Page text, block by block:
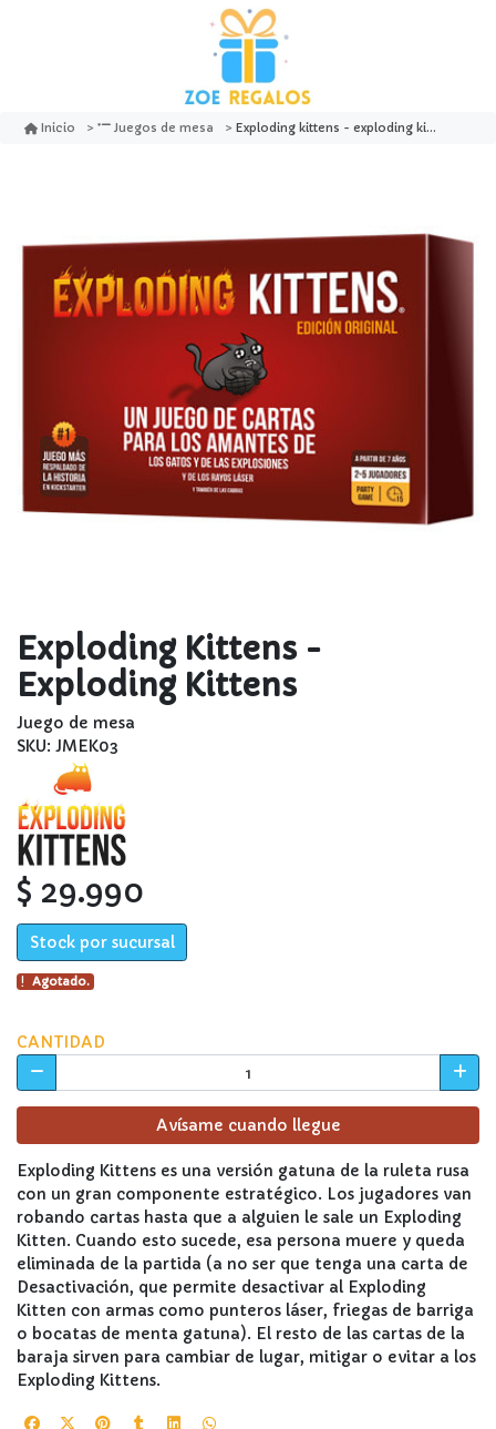
Inicio Juegos de mesa Exploding kittens - exploding kittens
Exploding Kittens -
Exploding Kittens
Juego de mesa
SKU: JMEK03
$ 29.990
Stock por sucursal
Agotado.
CANTIDAD
Avísame cuando llegue
Exploding Kittens es una versión gatuna de la ruleta rusa
con un gran componente estratégico. Los jugadores van
robando cartas hasta que a alguien le sale un Exploding
Kitten. Cuando esto sucede, esa persona muere y queda
eliminada de la partida (a no ser que tenga una carta de
Desactivación, que permite desactivar al Exploding
Kitten con armas como punteros láser, friegas de barriga
o bocatas de menta gatuna). El resto de las cartas de la
baraja sirven para cambiar de lugar, mitigar o evitar a los
Exploding Kittens.